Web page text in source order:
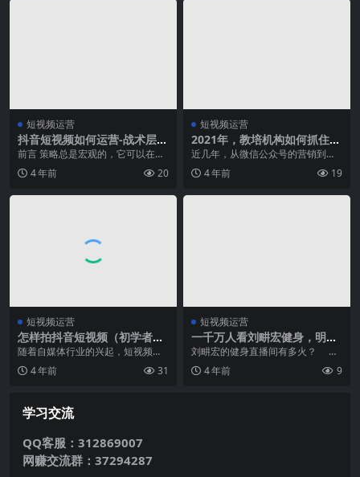
短视频运营
抖音短视频如何运营-战术层面
的建议
前言 策略总是宏观的，它可以在大
方向上给与我们一些指导性的意
见，同时我们也需要一...
4 年前 20
短视频运营
2021年，教培机构如何抓住视
频号的流量？
近几年，从微信公众号的营销到短
视频带货风靡，无数商家或个人在
流量的时代挣得盆满钵...
4 年前 19
短视频运营
怎样拍抖音短视频（初学者怎
样拍抖音短视频）
随着自媒体行业的兴起，短视频成
为自媒体领域的热门，很多普通人
也参与到短视频的创作...
4 年前 31
短视频运营
一千万人看刘畊宏健身，明星
直播的尽头不止带货
刘畊宏的健身直播间有多火？ 根
据第三方平台数据，4月17日，他
在抖音进行...
4 年前 9
学习交流
QQ客服：312869007
网赚交流群：37294287